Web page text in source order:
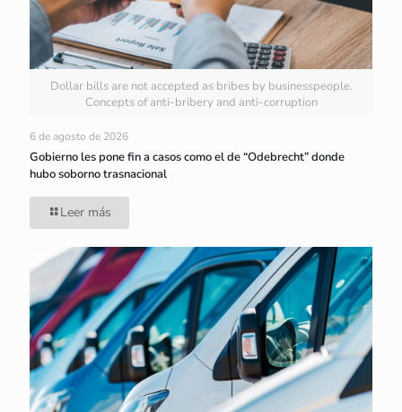
Dollar bills are not accepted as bribes by businesspeople.
Concepts of anti-bribery and anti-corruption
6 de agosto de 2026
Gobierno les pone fin a casos como el de “Odebrecht” donde
hubo soborno trasnacional
Leer más